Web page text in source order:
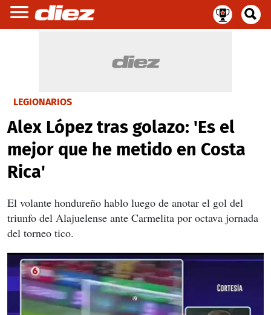
LEGIONARIOS
Alex López tras golazo: 'Es el
mejor que he metido en Costa
Rica'
El volante hondureño hablo luego de anotar el gol del
triunfo del Alajuelense ante Carmelita por octava jornada
del torneo tico.